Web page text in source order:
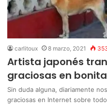
carlitoux 8 marzo, 2021
Artista japonés
graciosas en
Sin duda alguna, diariamente
graciosas en Internet sobre